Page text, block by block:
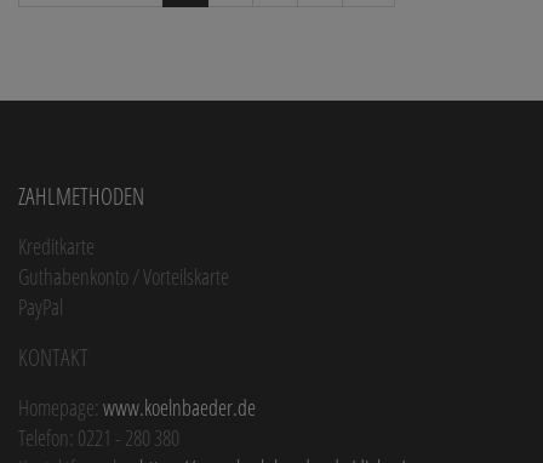
Zahlmethoden
Kreditkarte
Guthabenkonto / Vorteilskarte
PayPal
Kontakt
Homepage: www.koelnbaeder.de
Telefon: 0221 - 280 380